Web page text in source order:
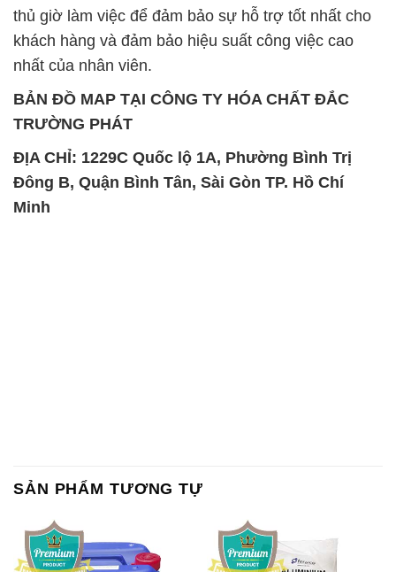
TRƯỜNG PHÁT
ĐỊA CHỈ: 1229C Quốc lộ 1A, Phường Bình Trị
Đông B, Quận Bình Tân, Sài Gòn TP. Hồ Chí
Minh